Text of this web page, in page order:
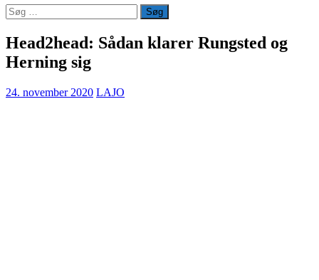
Søg
efter:
Head2head: Sådan klarer Rungsted og
Herning sig
24. november 2020 LAJO